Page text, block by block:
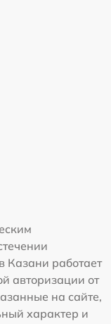
Казани работает
авторизации от
на сайте,
характер и